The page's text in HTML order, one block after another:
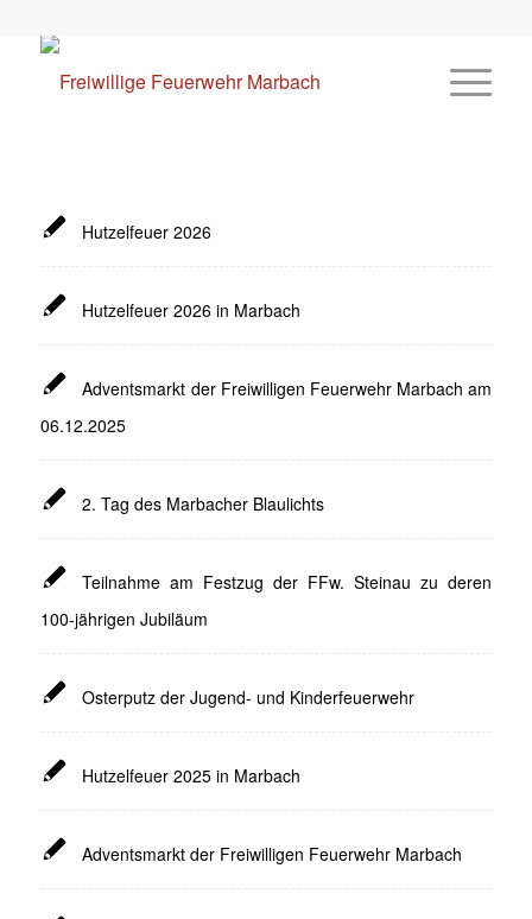
Hutzelfeuer 2026
Hutzelfeuer 2026 in Marbach
Adventsmarkt der Freiwilligen Feuerwehr Marbach am
06.12.2025
2. Tag des Marbacher Blaulichts
Teilnahme am Festzug der FFw. Steinau zu deren
100-jährigen Jubiläum
Osterputz der Jugend- und Kinderfeuerwehr
Hutzelfeuer 2025 in Marbach
Adventsmarkt der Freiwilligen Feuerwehr Marbach